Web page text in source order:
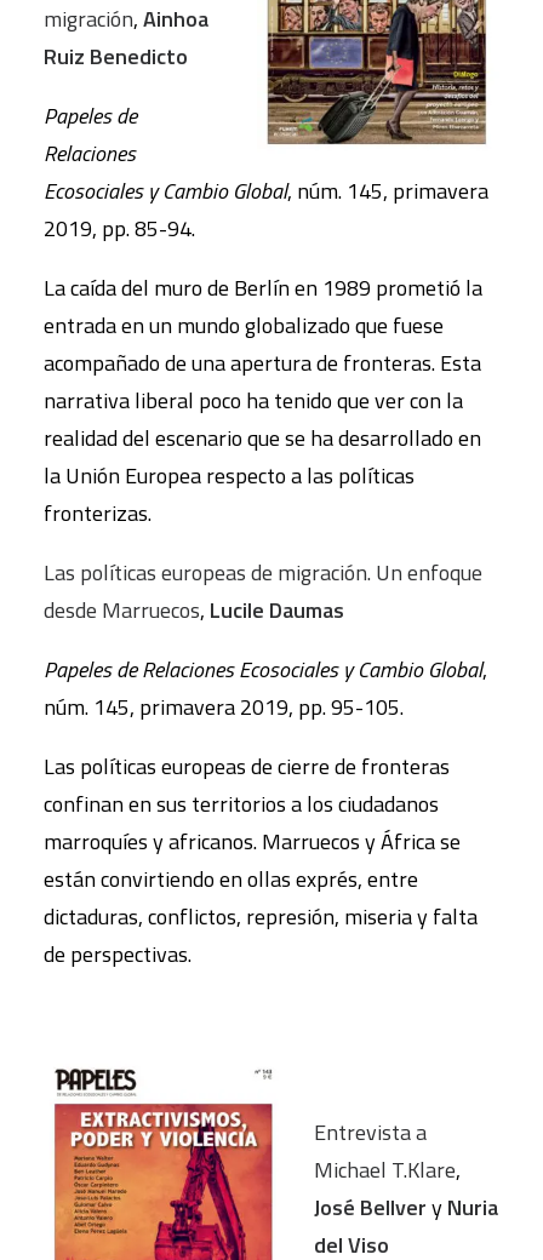
migración,Ainhoa
Ruiz Benedicto
Papeles de
Relaciones
Ecosociales y Cambio Global, núm. 145, primavera
2019, pp. 85-94.
La caída del muro de Berlín en 1989 prometió la
entrada en un mundo globalizado que fuese
acompañado de una apertura de fronteras. Esta
narrativa liberal poco ha tenido que ver con la
realidad del escenario que se ha desarrollado en
la Unión Europea respecto a las políticas
fronterizas.
Las políticas europeas de migración. Un enfoque
desde Marruecos, Lucile Daumas
Papeles de Relaciones Ecosociales y Cambio Global,
núm. 145, primavera 2019, pp. 95-105.
Las políticas europeas de cierre de fronteras
confinan en sus territorios a los ciudadanos
marroquíes y africanos. Marruecos y África se
están convirtiendo en ollas exprés, entre
dictaduras, conflictos, represión, miseria y falta
de perspectivas.
Entrevista a
Michael T.Klare,
José BellveryNuria
del Viso